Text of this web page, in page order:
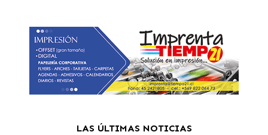
LAS ÚLTIMAS NOTICIAS